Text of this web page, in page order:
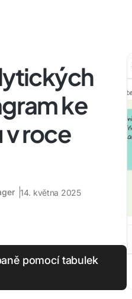
ke
v roce
14. května 2025
pomocí tabulek